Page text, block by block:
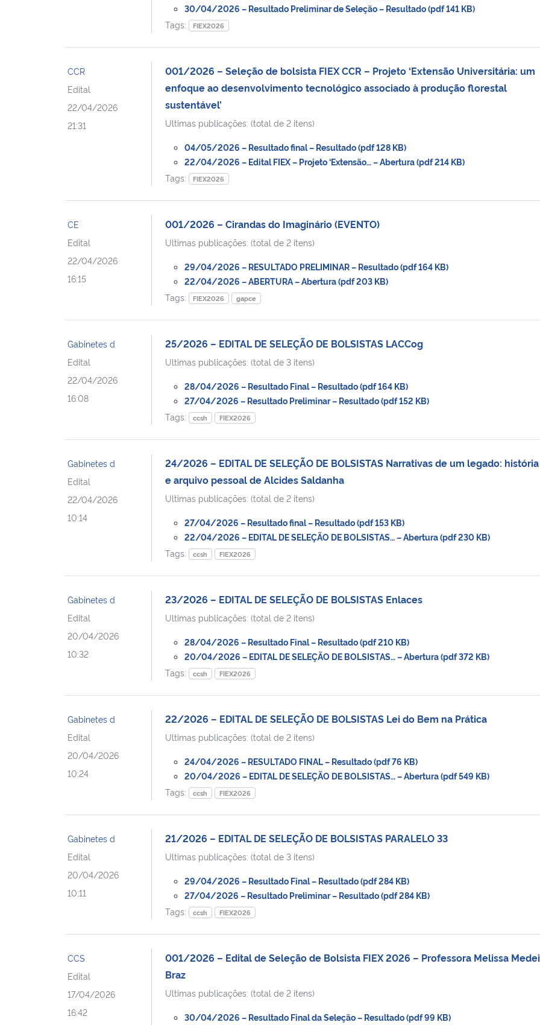
30/04/2026 – Resultado Preliminar de Seleção – Resultado (pdf 141 KB)
Tags:
FIEX2026
CCR
Edital
22/04/2026
21:31
001/2026 – Seleção de bolsista FIEX CCR – Projeto ‘Extensão Universitária: um
enfoque ao desenvolvimento tecnológico associado à produção florestal
sustentável’
Ultimas publicações: (total de 2 itens)
04/05/2026 – Resultado final – Resultado (pdf 128 KB)
22/04/2026 – Edital FIEX – Projeto ‘Extensão… – Abertura (pdf 214 KB)
Tags:
FIEX2026
CE
Edital
22/04/2026
16:15
001/2026 – Cirandas do Imaginário (EVENTO)
Ultimas publicações: (total de 2 itens)
29/04/2026 – RESULTADO PRELIMINAR – Resultado (pdf 164 KB)
22/04/2026 – ABERTURA – Abertura (pdf 203 KB)
Tags:
FIEX2026 gapce
Gabinetes d
Edital
22/04/2026
16:08
25/2026 – EDITAL DE SELEÇÃO DE BOLSISTAS LACCog
Ultimas publicações: (total de 3 itens)
28/04/2026 – Resultado Final – Resultado (pdf 164 KB)
27/04/2026 – Resultado Preliminar – Resultado (pdf 152 KB)
Tags:
ccsh FIEX2026
Gabinetes d
Edital
22/04/2026
10:14
24/2026 – EDITAL DE SELEÇÃO DE BOLSISTAS Narrativas de um legado:
e arquivo pessoal de Alcides Saldanha
Ultimas publicações: (total de 2 itens)
27/04/2026 – Resultado final – Resultado (pdf 153 KB)
22/04/2026 – EDITAL DE SELEÇÃO DE BOLSISTAS… – Abertura (pdf 230 KB)
Tags:
ccsh FIEX2026
Gabinetes d
Edital
20/04/2026
10:32
23/2026 – EDITAL DE SELEÇÃO DE BOLSISTAS Enlaces
Ultimas publicações: (total de 2 itens)
28/04/2026 – Resultado Final – Resultado (pdf 210 KB)
20/04/2026 – EDITAL DE SELEÇÃO DE BOLSISTAS… – Abertura (pdf 372 KB)
Tags:
ccsh FIEX2026
Gabinetes d
Edital
20/04/2026
10:24
22/2026 – EDITAL DE SELEÇÃO DE BOLSISTAS Lei do Bem na Prática
Ultimas publicações: (total de 2 itens)
24/04/2026 – RESULTADO FINAL – Resultado (pdf 76 KB)
20/04/2026 – EDITAL DE SELEÇÃO DE BOLSISTAS… – Abertura (pdf 549 KB)
Tags:
ccsh FIEX2026
Gabinetes d
Edital
20/04/2026
10:11
21/2026 – EDITAL DE SELEÇÃO DE BOLSISTAS PARALELO 33
Ultimas publicações: (total de 3 itens)
29/04/2026 – Resultado Final – Resultado (pdf 284 KB)
27/04/2026 – Resultado Preliminar – Resultado (pdf 284 KB)
Tags:
ccsh FIEX2026
CCS
Edital
17/04/2026
16:42
001/2026 – Edital de Seleção de Bolsista FIEX 2026 – Professora Melissa
Braz
Ultimas publicações: (total de 2 itens)
30/04/2026 – Resultado Final da Seleção – Resultado (pdf 99 KB)